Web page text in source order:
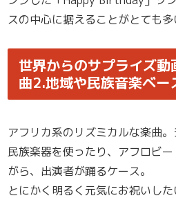
スの中心に据えることがとても多
世界からのサプライズ動
曲2.地域や民族音楽ベー
アフリカ系のリズミカルな楽曲
民族楽器を使ったり、アフロビ
がら、出演者が踊るケース。
とにかく明るく元気にお祝いし